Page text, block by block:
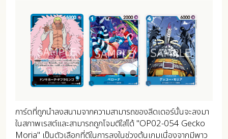
การ์ดที่ถูกนำลงสนามจากความสามารถของลีดเดอร์นั้นจะลงมา
ในสภาพเรสต์และสามารถถูกโจมตีใส่ได้ "OP02-054 Gecko
Moria" เป็นตัวเลือกที่ดีในการลงในช่วงต้นเกมเนื่องจากมีพาว